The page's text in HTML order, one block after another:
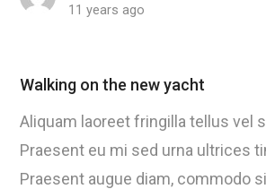
11 years ago
Walking on the new yacht
Aliquam laoreet fringilla tellus vel
Praesent eu mi sed urna ultrices
Praesent augue diam, commodo